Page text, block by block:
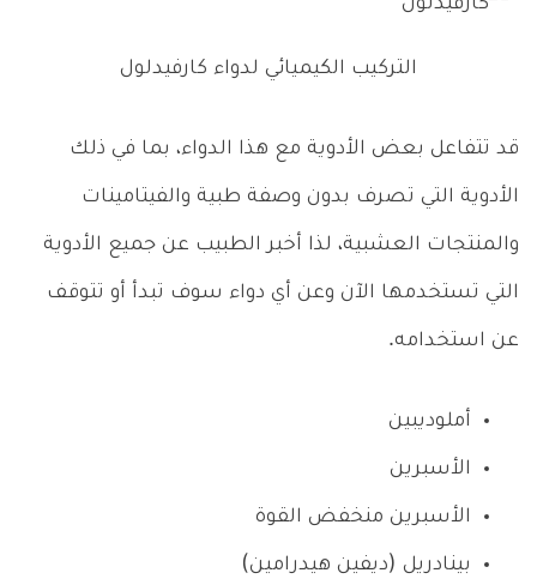
التركيب الكيميائي لدواء كارفيدلول
قد تتفاعل بعض الأدوية مع هذا الدواء، بما في ذلك
الأدوية التي تصرف بدون وصفة طبية والفيتامينات
والمنتجات العشبية، لذا أخبر الطبيب عن جميع الأدوية
التي تستخدمها الآن وعن أي دواء سوف تبدأ أو تتوقف
عن استخدامه.
أملوديبين
الأسبرين
الأسبرين منخفض القوة
بينادريل (ديفين هيدرامين)